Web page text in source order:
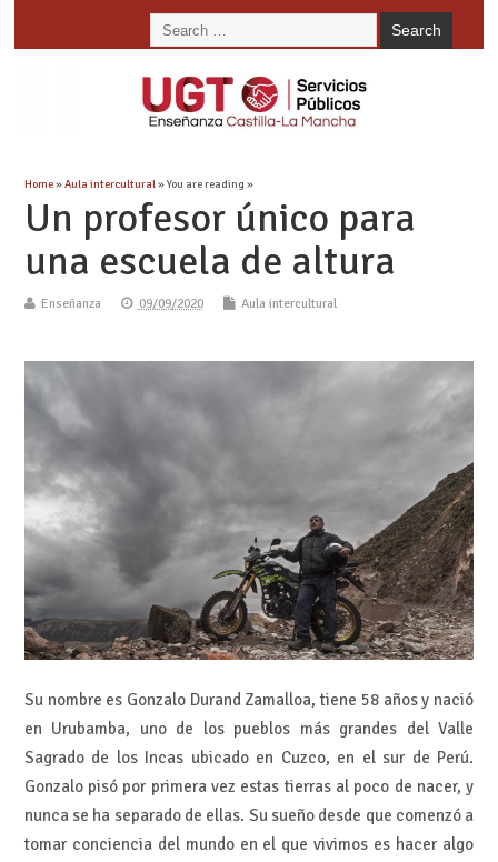
Home»Aula intercultural» You are reading »
Un profesor único para
una escuela de altura
Enseñanza 09/09/2020 Aula intercultural
Su nombre es Gonzalo Durand Zamalloa, tiene 58 años y nació
en Urubamba, uno de los pueblos más grandes del Valle
Sagrado de los Incas ubicado en Cuzco, en el sur de Perú.
Gonzalo pisó por primera vez estas tierras al poco de nacer, y
nunca se ha separado de ellas. Su sueño desde que comenzó a
tomar conciencia del mundo en el que vivimos es hacer algo